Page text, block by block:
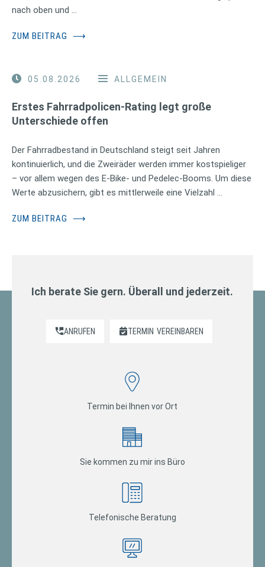
nach oben und …
ZUM BEITRAG ⟶
05.08.2026 ALLGEMEIN
Erstes Fahrradpolicen-Rating legt große
Unterschiede offen
Der Fahrradbestand in Deutschland steigt seit Jahren
kontinuierlich, und die Zweiräder werden immer kostspieliger
– vor allem wegen des E-Bike- und Pedelec-Booms. Um diese
Werte abzusichern, gibt es mittlerweile eine Vielzahl …
ZUM BEITRAG ⟶
Ich berate Sie gern. Überall und jederzeit.
ANRUFEN TERMIN VEREINBAREN
Termin bei Ihnen vor Ort
Sie kommen zu mir ins Büro
Telefonische Beratung